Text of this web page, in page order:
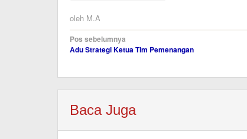
oleh M.A
Navigasi
pos
Pos sebelumnya
Adu Strategi Ketua Tim Pemenangan
Baca Juga